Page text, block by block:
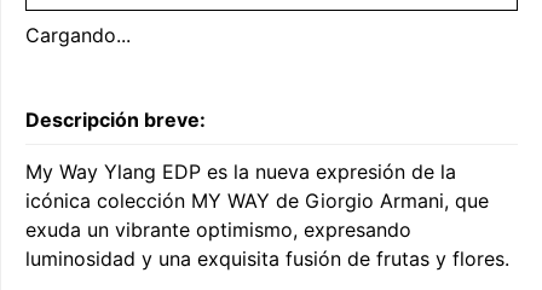
Cargando...
Descripción breve:
My Way Ylang EDP es la nueva expresión de la
icónica colección MY WAY de Giorgio Armani, que
exuda un vibrante optimismo, expresando
luminosidad y una exquisita fusión de frutas y flores.